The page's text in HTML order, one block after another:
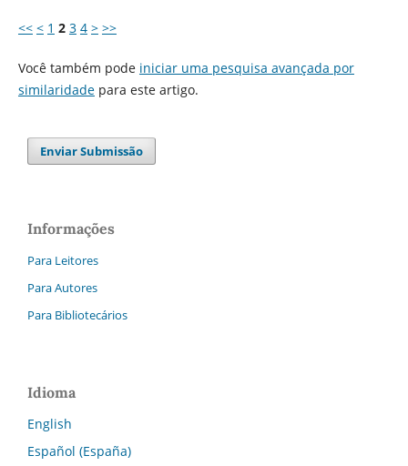
<< < 1 2 3 4 > >>
Você também pode iniciar uma pesquisa avançada por
similaridadepara este artigo.
Enviar Submissão
Informações
Para Leitores
Para Autores
Para Bibliotecários
Idioma
English
Español (España)